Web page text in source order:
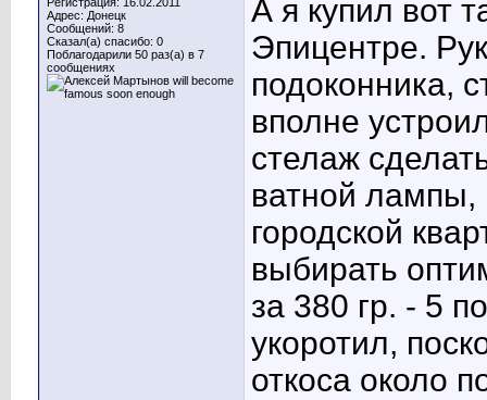
Адрес: Донецк
Сообщений: 8
Сказал(а) спасибо: 0
Поблагодарили 50 раз(а) в 7
сообщениях
А я купил вот
Эпицентре.
подоконника,
вполне
стелаж
ватной лампы,
городской
выбирать
за 380 гр. - 5
укоротил,
откоса около